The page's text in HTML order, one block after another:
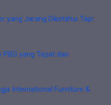
yang Jarang Diketahui Tapi
yang Tepat dan
International Furniture &